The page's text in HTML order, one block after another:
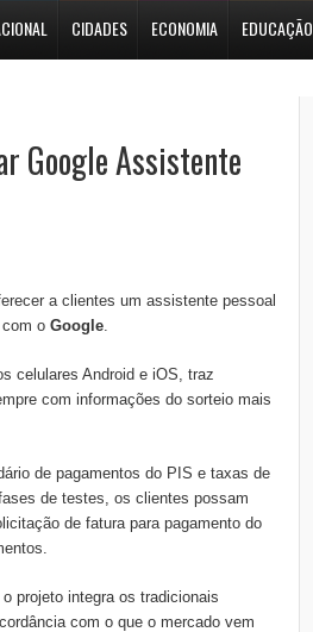
CIDADES ECONOMIA EDUCAÇÃO
Google Assistente
a clientes um assistente pessoal
o Google.
celulares Android e iOS, traz
com informações do sorteio mais
de pagamentos do PIS e taxas de
de testes, os clientes possam
de fatura para pagamento do
projeto integra os tradicionais
com o que o mercado vem